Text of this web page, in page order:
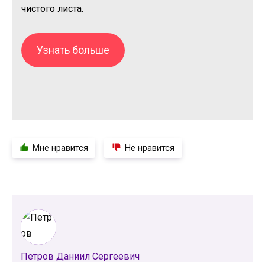
чистого листа.
Узнать больше
Мне нравится Не нравится
Петров Даниил Сергеевич